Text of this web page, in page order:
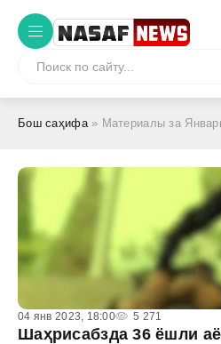
Бош саҳифа» Материалы за
04 янв 2023, 18:00 5 271
Шаҳрисабзда 36 ёшли